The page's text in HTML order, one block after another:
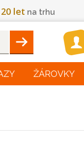
20 let na trhu
Hleadat
ŽÁROVKY